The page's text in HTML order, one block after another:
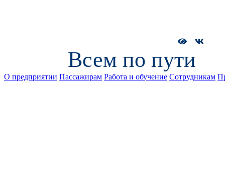
Всем по пути
О предприятии Пассажирам Работа и обучение Сотрудникам